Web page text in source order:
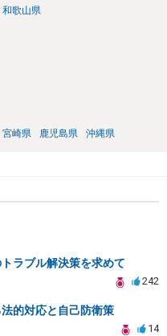
和歌山県
宮崎県 鹿児島県 沖縄県
ラブル解決策を求めて
242
的対応と自己防衛策
14